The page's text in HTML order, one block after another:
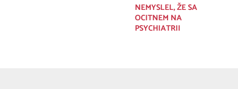
NEMYSLEL, ŽE SA
OCITNEM NA
PSYCHIATRII